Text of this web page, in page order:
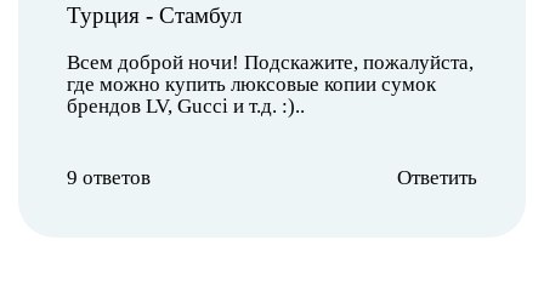
Турция - Стамбул
Всем доброй ночи! Подскажите, пожалуйста,
где можно купить люксовые копии сумок
брендов LV, Gucci и т.д. :)..
9 ответов Ответить